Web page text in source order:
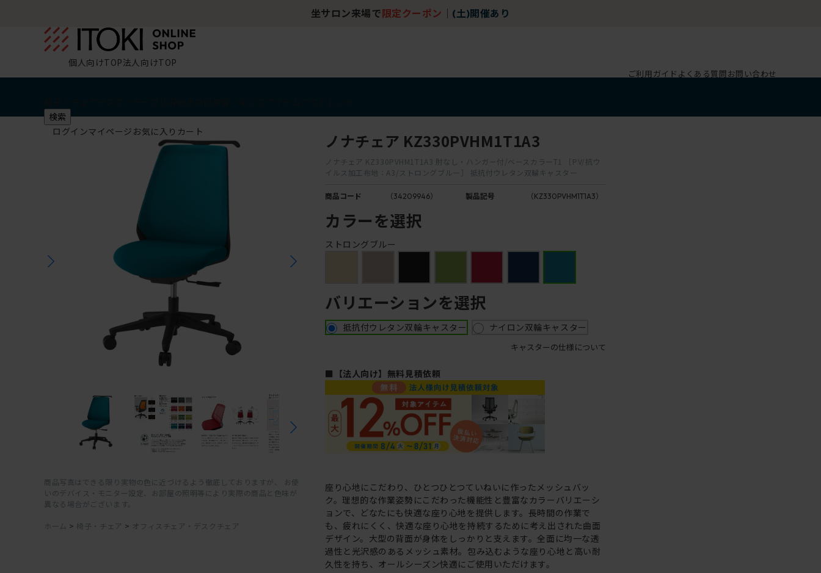
坐サロン来場で 限定クーポン (土)開催あり
個人向けTOP法人向けTOP
ご利用ガイド よくある質問お問い合わせ
検索
ログインマイページ お気に入り カート
商品写真はできる限り実物の色に近づけるよう徹底しておりますが、 お使
いのデバイス・モニター設定、お部屋の照明等により実際の商品と色味が
異なる場合がございます。
ホーム > 椅子・チェア > オフィスチェア・デスクチェア
ノナチェア KZ330PVHM1T1A3
ノナチェア KZ330PVHM1T1A3 肘なし・ハンガー付/ベースカラーT1 ［PV/抗ウ
イルス加工布地：A3/ストロングブルー］ 抵抗付ウレタン双輪キャスター
商品コード （34209946） 製品記号 （KZ330PVHM1T1A3）
カラーを選択
ストロングブルー
バリエーションを選択
抵抗付ウレタン双輪キャスター ナイロン双輪キャスター
キャスターの仕様について
■【法人向け】無料見積依頼
座り心地にこだわり、ひとつひとつていねいに作ったメッシュバッ
ク。理想的な作業姿勢にこだわった機能性と豊富なカラーバリエーシ
ョンで、どなたにも快適な座り心地を提供します。長時間の作業で
も、疲れにくく、快適な座り心地を持続するために考え出された曲面
デザイン。大型の背面が身体をしっかりと支えます。全面に均一な透
過性と光沢感のあるメッシュ素材。包み込むような座り心地と高い耐
久性を持ち、オールシーズン快適にご使用いただけます。